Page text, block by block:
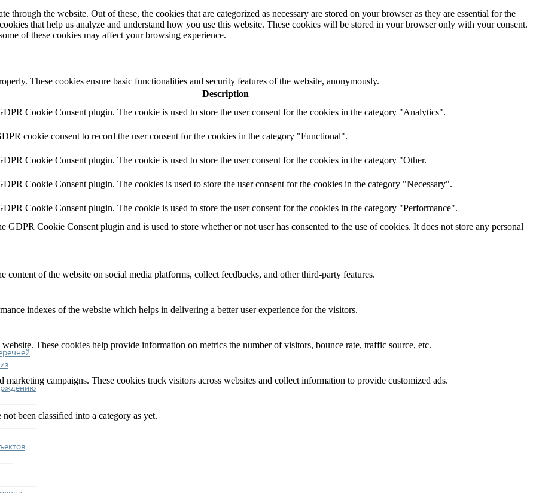
the website. Out of these, the cookies that are categorized as necessary are stored on your browser as they are essential for the
that help us analyze and understand how you use this website. These cookies will be stored in your browser only with your consent.
of these cookies may affect your browsing experience.
These cookies ensure basic functionalities and security features of the website, anonymously.
Description
Cookie Consent plugin. The cookie is used to store the user consent for the cookies in the category "Analytics".
cookie consent to record the user consent for the cookies in the category "Functional".
Cookie Consent plugin. The cookie is used to store the user consent for the cookies in the category "Other.
Cookie Consent plugin. The cookies is used to store the user consent for the cookies in the category "Necessary".
Cookie Consent plugin. The cookie is used to store the user consent for the cookies in the category "Performance".
GDPR Cookie Consent plugin and is used to store whether or not user has consented to the use of cookies. It does not store any personal
of the website on social media platforms, collect feedbacks, and other third-party features.
indexes of the website which helps in delivering a better user experience for the visitors.
These cookies help provide information on metrics the number of visitors, bounce rate, traffic source, etc.
campaigns. These cookies track visitors across websites and collect information to provide customized ads.
been classified into a category as yet.